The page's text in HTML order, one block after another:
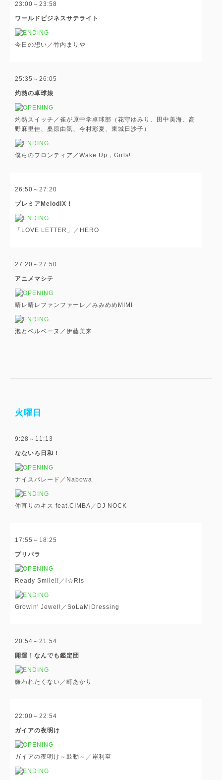
23:00～23:58
ワールドビジネスサテライト
今日の想い／竹内まりや
25:35～26:05
灼熱の卓球娘
灼熱スイッチ／雀が原中学卓球部（花守ゆみり、田中美海、高
野麻里佳、桑原由気、今村彩夏、東城日沙子）
僕らのフロンティア／Wake Up，Girls!
26:50～27:20
プレミアMelodiX！
「LOVE LETTER」／HERO
27:20～27:50
アニメマシテ
晴レ晴レファンファーレ／みみめめMIMI
泡とベルベーヌ／伊藤美来
火曜日
9:28～11:13
なないろ日和！
ナイスパレード／Nabowa
仲直りのキス feat.CIMBA／DJ NOCK
17:55～18:25
プリパラ
Ready Smile!!／i☆Ris
Growin' Jewel!／SoLaMiDressing
20:54～21:54
開運！なんでも鑑定団
嫌われたくない／町あかり
22:00～22:54
ガイアの夜明け
ガイアの夜明け～鼓動～／岸利至